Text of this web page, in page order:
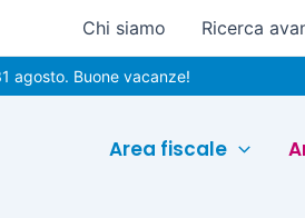
Chi siamo Ricerca
Buone vacanze!
Area fiscale